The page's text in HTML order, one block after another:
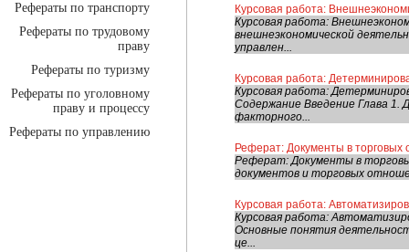
Рефераты по транспорту
Рефераты по трудовому
праву
Рефераты по туризму
Рефераты по уголовному
праву и процессу
Рефераты по управлению
Курсовая работа:
Курсовая работа:
внешнеэкономической
управлен...
Курсовая работа:
Курсовая работа:
Содержание Введение Глава
факторного...
Реферат: Документы в торговых
Реферат: Документы в
документов и торговых
Курсовая работа:
Курсовая работа:
Основные понятия
це...